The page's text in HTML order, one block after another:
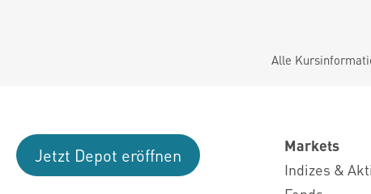
Alle
Jetzt Depot eröffnen
Markets
Indizes &